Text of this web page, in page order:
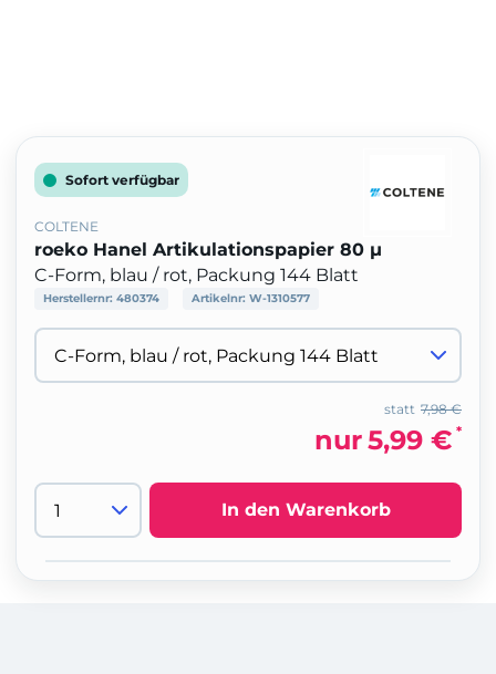
Sofort verfügbar
COLTENE
roeko Hanel Artikulationspapier 80 µ
C-Form, blau / rot, Packung 144 Blatt
Herstellernr: 480374 Artikelnr: W-1310577
7,98 €
statt
nur5,99 € *
In den Warenkorb